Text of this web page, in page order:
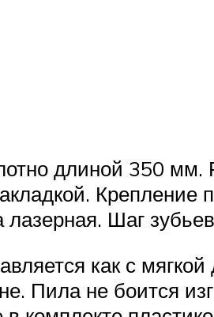
длиной 350 мм.
Крепление
лазерная. Шаг
как с мягкой
Пила не боится